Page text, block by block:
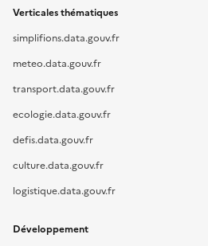
Verticales thématiques
simplifions.data.gouv.fr
meteo.data.gouv.fr
transport.data.gouv.fr
ecologie.data.gouv.fr
defis.data.gouv.fr
culture.data.gouv.fr
logistique.data.gouv.fr
Développement